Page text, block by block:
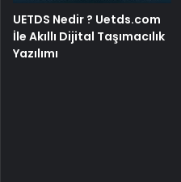
UETDS Nedir ? Uetds.com
İle Akıllı Dijital Taşımacılık
Yazılımı